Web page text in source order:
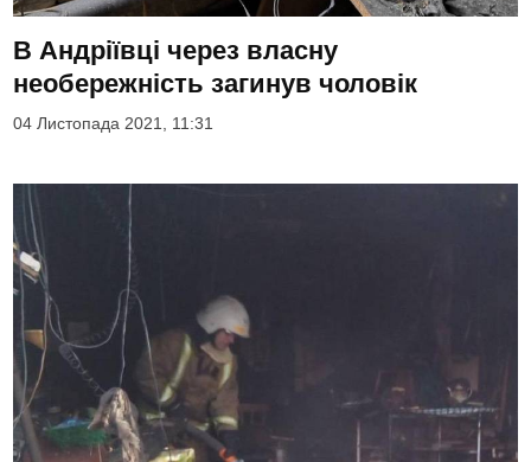
В Андріївці через власну
необережність загинув чоловік
04 Листопада 2021, 11:31